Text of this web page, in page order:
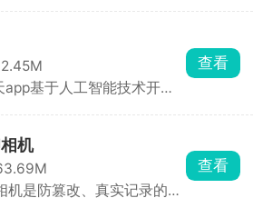
界面干净简单，找漫快，能
自动提醒更新，安卓党看漫
app基于人工智能技术开
短剧视频，都能通过AI辅助
作门槛、提升创作效率，让
轻松打造专业级故事作品，
主角。
查看
机
机是防篡改、真实记录的水
查看